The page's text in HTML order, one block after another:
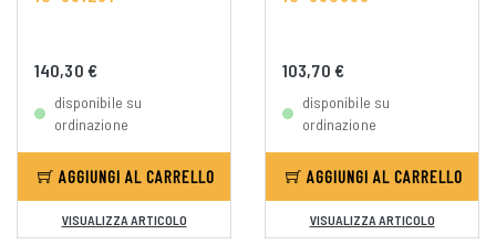
140,30 €
disponibile su
ordinazione
AGGIUNGI AL CARRELLO
VISUALIZZA ARTICOLO
103,70 €
disponibile su
ordinazione
AGGIUNGI AL CARRELLO
VISUALIZZA ARTICOLO